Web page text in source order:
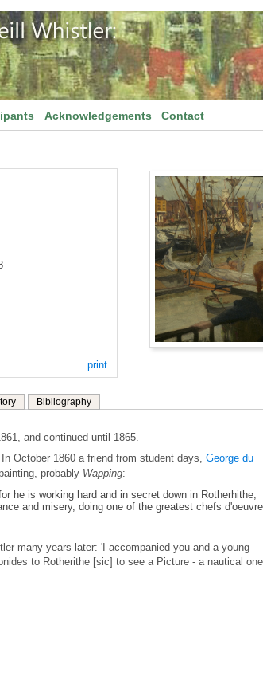
Acknowledgements Contact
print
Bibliography
and continued until 1865.
In October 1860 a friend from student days, George du
probably Wapping:
he is working hard and in secret down in Rotherhithe,
and misery, doing one of the greatest chefs
many years later: 'I accompanied you and a young
to Rotherithe [sic] to see a Picture - a nautical one I